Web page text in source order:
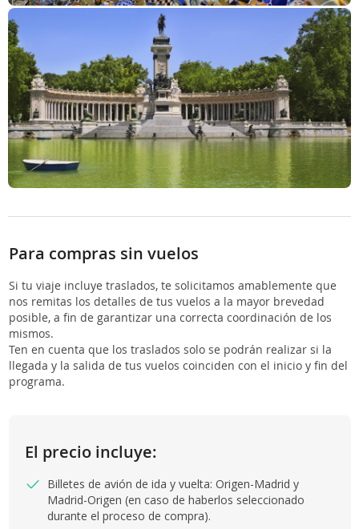
Para compras sin vuelos
Si tu viaje incluye traslados, te solicitamos amablemente que
nos remitas los detalles de tus vuelos a la mayor brevedad
posible, a fin de garantizar una correcta coordinación de los
mismos.
Ten en cuenta que los traslados solo se podrán realizar si la
llegada y la salida de tus vuelos coinciden con el inicio y fin del
programa.
El precio incluye:
Billetes de avión de ida y vuelta: Origen-Madrid y
Madrid-Origen (en caso de haberlos seleccionado
durante el proceso de compra).